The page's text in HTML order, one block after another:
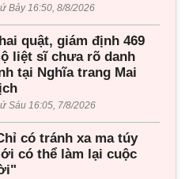
Bảy 16:50, 8/8/2026
quật, giám định 469
liệt sĩ chưa rõ danh
tại Nghĩa trang Mai
Sáu 16:05, 7/8/2026
có tránh xa ma túy
có thể làm lại cuộc